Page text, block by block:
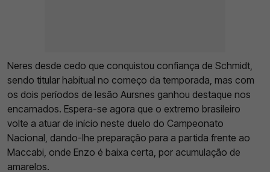
Neres desde cedo que conquistou confiança de Schmidt,
sendo titular habitual no começo da temporada, mas com
os dois períodos de lesão Aursnes ganhou destaque nos
encarnados. Espera-se agora que o extremo brasileiro
volte a atuar de início neste duelo do Campeonato
Nacional, dando-lhe preparação para a partida frente ao
Maccabi, onde Enzo é baixa certa, por acumulação de
amarelos.